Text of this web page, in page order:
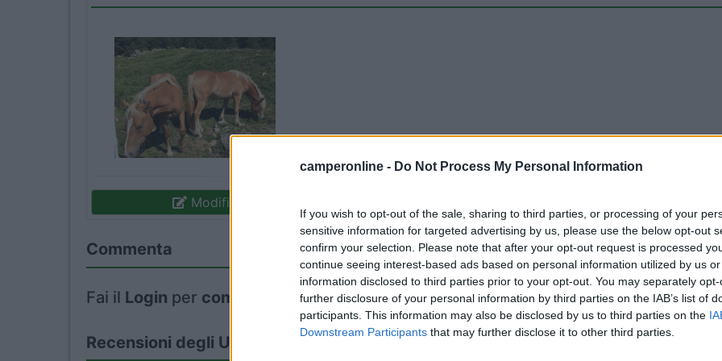
camperonline - Do Not Process My Personal Information
If you wish to opt-out of the sale, sharing to third parties, or processing of your
sensitive information for targeted advertising by us, please use the below opt-out
confirm your selection. Please note that after your opt-out request is processed
continue seeing interest-based ads based on personal information utilized by us
information disclosed to third parties prior to your opt-out. You may separately
further disclosure of your personal information by third parties on the IAB’s list of
participants. This information may also be disclosed by us to third parties on the
Downstream Participants that may further disclose it to other third parties.
Modifica informazioni
Commenta
Fai il Login per commentare.
Recensioni degli Utenti